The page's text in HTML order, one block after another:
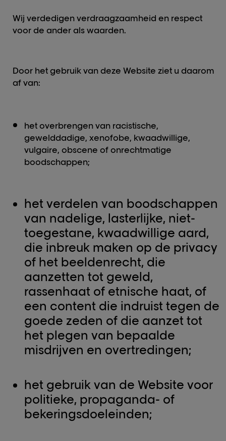
Wij verdedigen verdraagzaamheid en respect
voor de ander als waarden.
Door het gebruik van deze Website ziet u daarom
af van:
het overbrengen van racistische,
gewelddadige, xenofobe, kwaadwillige,
vulgaire, obscene of onrechtmatige
boodschappen;
het verdelen van boodschappen
van nadelige, lasterlijke, niet-
toegestane, kwaadwillige aard,
die inbreuk maken op de privacy
of het beeldenrecht, die
aanzetten tot geweld,
rassenhaat of etnische haat, of
een content die indruist tegen de
goede zeden of die aanzet tot
het plegen van bepaalde
misdrijven en overtredingen;
het gebruik van de Website voor
politieke, propaganda- of
bekeringsdoeleinden;